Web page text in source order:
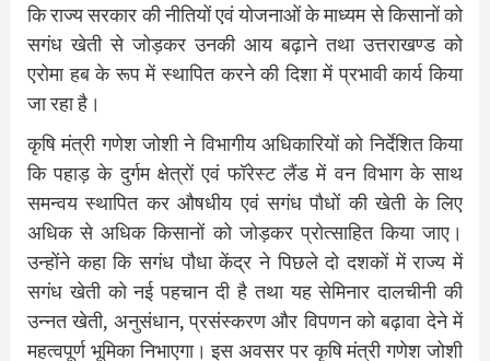
कि राज्य सरकार की नीतियों एवं योजनाओं के माध्यम से किसानों को
सगंध खेती से जोड़कर उनकी आय बढ़ाने तथा उत्तराखण्ड को
एरोमा हब के रूप में स्थापित करने की दिशा में प्रभावी कार्य किया
जा रहा है।
कृषि मंत्री गणेश जोशी ने विभागीय अधिकारियों को निर्देशित किया
कि पहाड़ के दुर्गम क्षेत्रों एवं फॉरेस्ट लैंड में वन विभाग के साथ
समन्वय स्थापित कर औषधीय एवं सगंध पौधों की खेती के लिए
अधिक से अधिक किसानों को जोड़कर प्रोत्साहित किया जाए।
उन्होंने कहा कि सगंध पौधा केंद्र ने पिछले दो दशकों में राज्य में
सगंध खेती को नई पहचान दी है तथा यह सेमिनार दालचीनी की
उन्नत खेती, अनुसंधान, प्रसंस्करण और विपणन को बढ़ावा देने में
महत्वपूर्ण भूमिका निभाएगा। इस अवसर पर कृषि मंत्री गणेश जोशी